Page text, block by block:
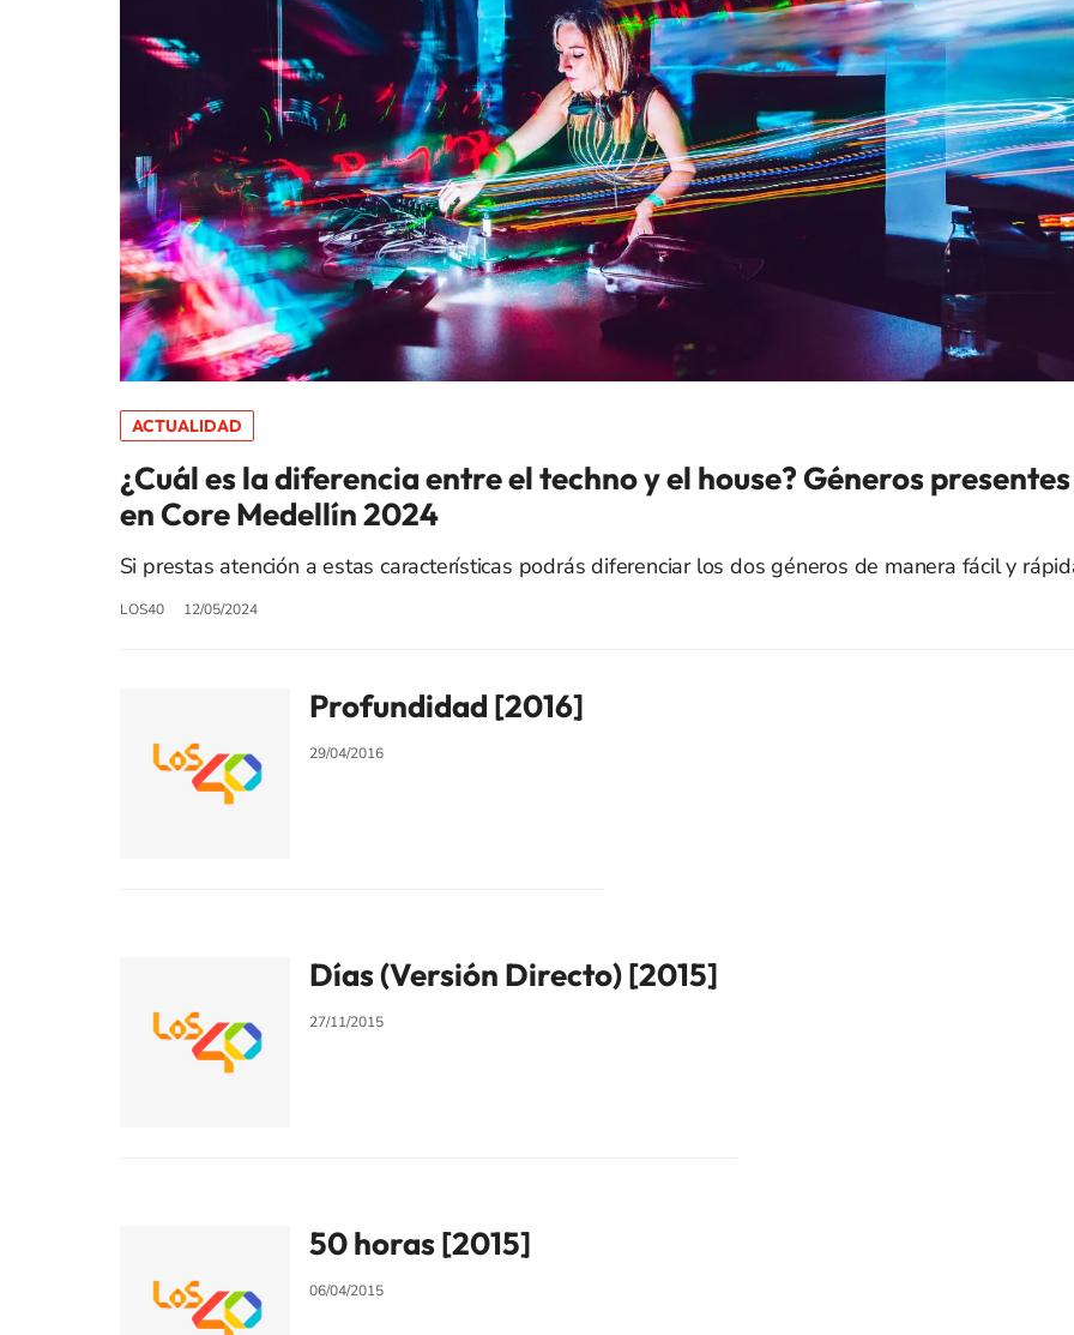
ACTUALIDAD
¿Cuál es la diferencia entre el techno y el house? Géneros presentes
en Core Medellín 2024
Si prestas atención a estas características podrás diferenciar los dos géneros de manera fácil y
LOS40 12/05/2024
Profundidad [2016]
29/04/2016
Días (Versión Directo) [2015]
27/11/2015
50 horas [2015]
06/04/2015